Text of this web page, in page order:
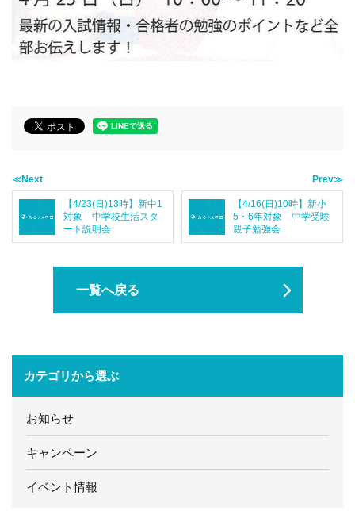
≪Next
【4/23(日)13時】新中1
対象 中学校生活スタ
ート説明会
Prev≫
【4/16(日)10時】新小
5・6年対象 中学受験
親子勉強会
一覧へ戻る
カテゴリから選ぶ
お知らせ
キャンペーン
イベント情報